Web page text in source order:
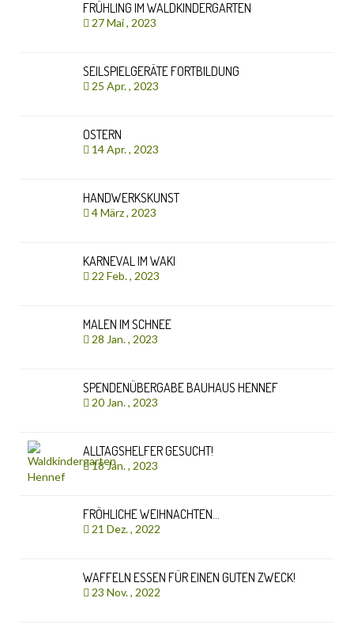
FRÜHLING IM WALDKINDERGARTEN
27 Mai , 2023
SEILSPIELGERÄTE FORTBILDUNG
25 Apr. , 2023
OSTERN
14 Apr. , 2023
HANDWERKSKUNST
4 März , 2023
KARNEVAL IM WAKI
22 Feb. , 2023
MALEN IM SCHNEE
28 Jan. , 2023
SPENDENÜBERGABE BAUHAUS HENNEF
20 Jan. , 2023
ALLTAGSHELFER GESUCHT!
18 Jan. , 2023
FRÖHLICHE WEIHNACHTEN…
21 Dez. , 2022
WAFFELN ESSEN FÜR EINEN GUTEN ZWECK!
23 Nov. , 2022